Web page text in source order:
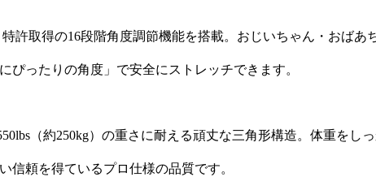
特許取得の16段階角度調節機能を搭載。おじいちゃん・おば
ぴったりの角度」で安全にストレッチできます。
（約250kg）の重さに耐える頑丈な三角形構造。体重を
信頼を得ているプロ仕様の品質です。